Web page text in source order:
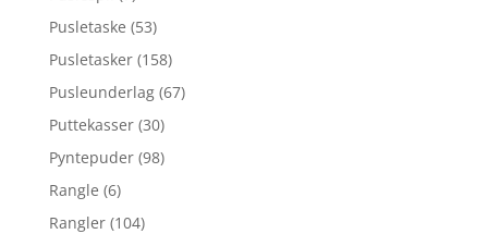
Pusletaske (53)
Pusletasker (158)
Pusleunderlag (67)
Puttekasser (30)
Pyntepuder (98)
Rangle (6)
Rangler (104)